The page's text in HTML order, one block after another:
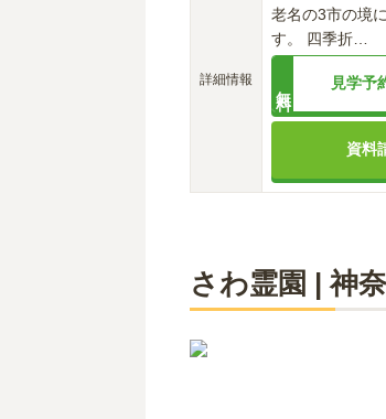
詳細情報
老名の3市の境
す。 四季折
見学予
資料
さわ霊園 |神